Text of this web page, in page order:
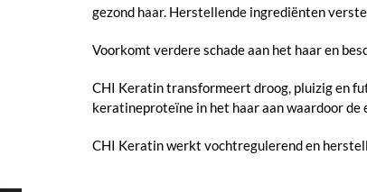
gezond haar. Herstellende ingrediënten
Voorkomt verdere schade aan het haar en
CHI Keratin transformeert droog, pluizig en
keratineproteïne in het haar aan waardoor
CHI Keratin werkt vochtregulerend en